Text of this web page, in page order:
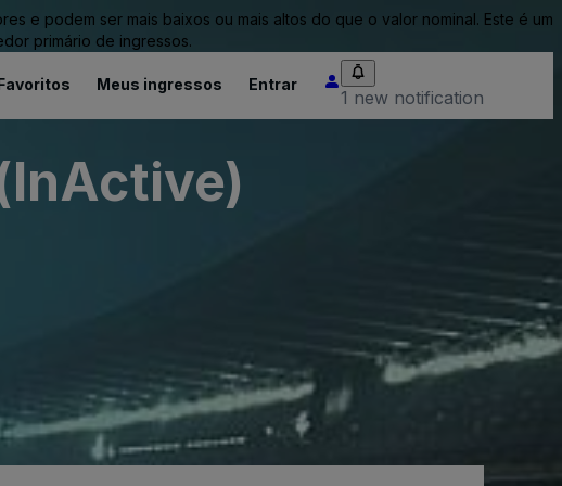
e podem ser mais baixos ou mais altos do que o valor nominal. Este é um
primário de ingressos.
Meus ingressos Entrar
1 new notification